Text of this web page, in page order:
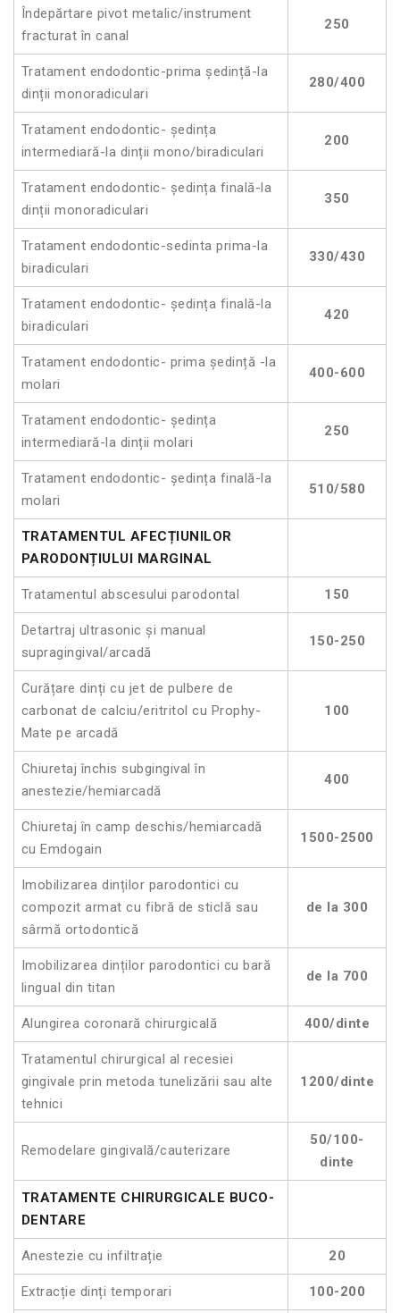
Îndepărtare pivot metalic/instrument
fracturat în canal
250
Tratament endodontic-prima ședință-la
dinții monoradiculari
280/400
Tratament endodontic- ședința
intermediară-la dinții mono/biradiculari
200
Tratament endodontic- ședința finală-la
dinții monoradiculari
350
Tratament endodontic-sedinta prima-la
biradiculari
330/430
Tratament endodontic- ședința finală-la
biradiculari
420
Tratament endodontic- prima ședință -la
molari
400-600
Tratament endodontic- ședința
intermediară-la dinții molari
250
Tratament endodontic- ședința finală-la
molari
510/580
TRATAMENTUL AFECȚIUNILOR
PARODONȚIULUI MARGINAL
Tratamentul abscesului parodontal 150
Detartraj ultrasonic și manual
supragingival/arcadă
150-250
Curățare dinți cu jet de pulbere de
carbonat de calciu/eritritol cu Prophy-
Mate pe arcadă
100
Chiuretaj închis subgingival în
anestezie/hemiarcadă
400
Chiuretaj în camp deschis/hemiarcadă
cu Emdogain
1500-2500
Imobilizarea dinților parodontici cu
compozit armat cu fibră de sticlă sau
sârmă ortodontică
de la 300
Imobilizarea dinților parodontici cu bară
lingual din titan
de la 700
Alungirea coronară chirurgicală 400/dinte
Tratamentul chirurgical al recesiei
gingivale prin metoda tunelizării sau alte
tehnici
1200/dinte
Remodelare gingivală/cauterizare
50/100-
dinte
TRATAMENTE CHIRURGICALE BUCO-
DENTARE
Anestezie cu infiltrație 20
Extracție dinți temporari 100-200